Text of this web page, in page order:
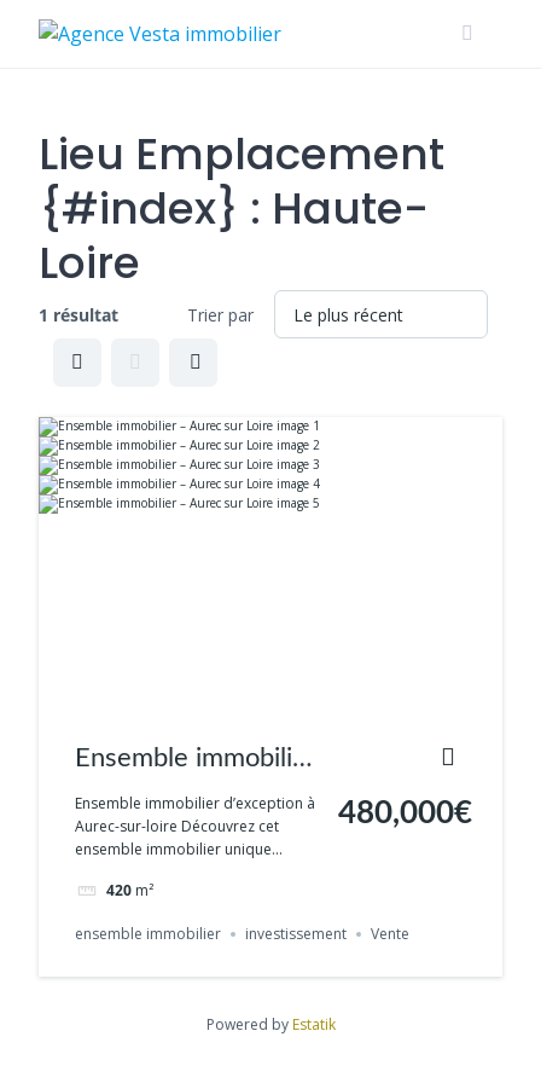
Lieu Emplacement
{#index} : Haute-
Loire
1 résultat Trier par
Ensemble immobilier
– Aurec sur Loire
Ensemble immobilier d’exception à
Aurec-sur-loire Découvrez cet
ensemble immobilier unique...
420 m²
480,000€
ensemble immobilier investissement Vente
Powered by Estatik